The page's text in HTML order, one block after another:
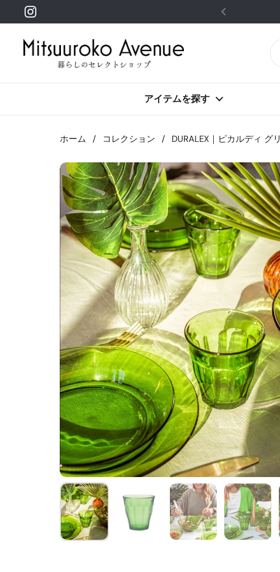
コンテンツへスキップ
Instagram
アイテムを探す
ホーム / コレクション / DURALEX｜ピカルディ グ